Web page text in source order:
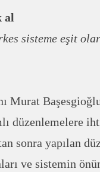
al
sisteme eşit
Murat
düzenlemelere
sonra yapılan
ve sistemin